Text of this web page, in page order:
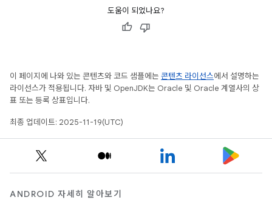
도움이 되었나요?
이 페이지에 나와 있는 콘텐츠와 코드 샘플에는 콘텐츠 라이선스에서 설명하는
라이선스가 적용됩니다. 자바 및 OpenJDK는 Oracle 및 Oracle 계열사의 상
표 또는 등록 상표입니다.
최종 업데이트: 2025-11-19(UTC)
ANDROID 자세히 알아보기